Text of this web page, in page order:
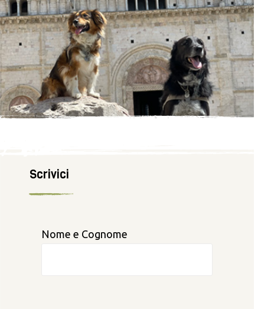
Scrivici
Nome e Cognome